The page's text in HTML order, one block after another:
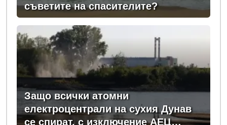
съветите на спасителите?
Защо всички атомни
електроцентрали на сухия Дунав
се спират, с изключение АЕЦ